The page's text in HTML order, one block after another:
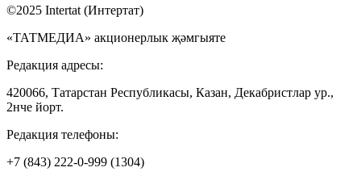
©2025 Intertat (Интертат)
«ТАТМЕДИА» акционерлык җәмгыяте
Редакция адресы:
420066, Татарстан Республикасы, Казан, Декабристлар ур.,
2нче йорт.
Редакция телефоны:
+7 (843) 222-0-999 (1304)